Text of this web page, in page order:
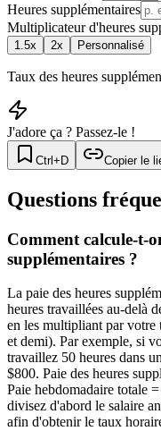
Heures supplémentaires
Multiplicateur d'heures
1.5x 2x Personnalisé
Taux des heures
J'adore ça ? Passez-le !
Ctrl+D Copier le
Questions
Comment calcule-t-
supplémentaires ?
La paie des heures
heures travaillées au-delà
en les multipliant par votre
et demi). Par exemple, si
travaillez 50 heures dans
$800. Paie des heures
Paie hebdomadaire totale
divisez d'abord le salaire
afin d'obtenir le taux